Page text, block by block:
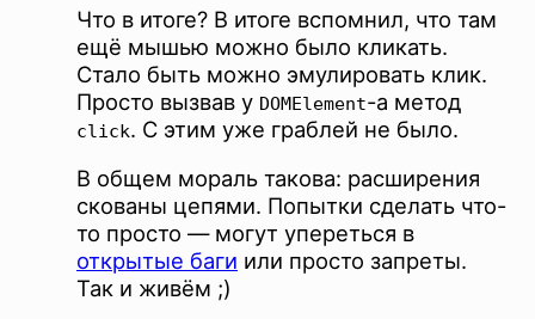
Что в итоге? В итоге вспомнил, что там
ещё мышью можно было кликать.
Стало быть можно эмулировать клик.
Просто вызвав у DOMElement-а метод
click. С этим уже граблей не было.
В общем мораль такова: расширения
скованы цепями. Попытки сделать что-
то просто — могут упереться в
открытые баги или просто запреты.
Так и живём ;)